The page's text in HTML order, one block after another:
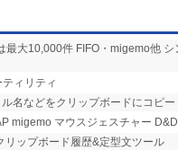
大10,000件 FIFO・migemo他 シ
ィリティ
名などをクリップボードにコピー
migemo マウスジェスチャー
ップボード履歴&定型文ツール